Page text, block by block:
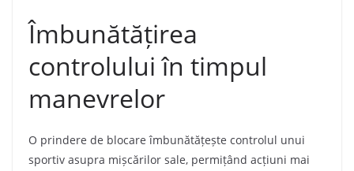
Îmbunătățirea
controlului în timpul
manevrelor
O prindere de blocare îmbunătățește controlul unui
sportiv asupra mișcărilor sale, permițând acțiuni mai